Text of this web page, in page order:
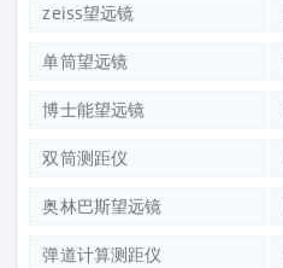
zeiss望远镜
单筒望远镜
博士能望远镜
双筒测距仪
奥林巴斯望远镜
弹道计算测距仪